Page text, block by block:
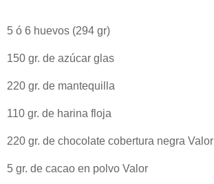
5 ó 6 huevos (294 gr)
150 gr. de azúcar glas
220 gr. de mantequilla
110 gr. de harina floja
220 gr. de chocolate cobertura negra Valor
5 gr. de cacao en polvo Valor